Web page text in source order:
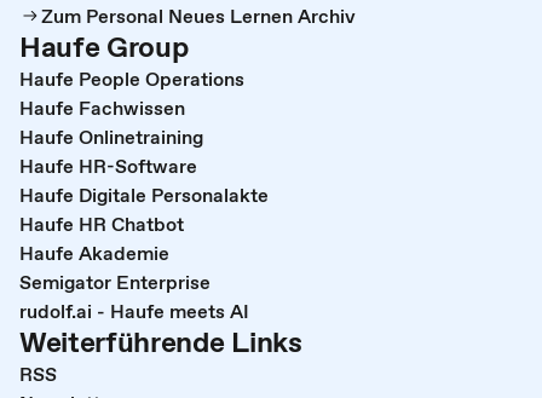
Zum Personal Neues Lernen Archiv
Haufe Group
Haufe People Operations
Haufe Fachwissen
Haufe Onlinetraining
Haufe HR-Software
Haufe Digitale Personalakte
Haufe HR Chatbot
Haufe Akademie
Semigator Enterprise
rudolf.ai - Haufe meets AI
Weiterführende Links
RSS